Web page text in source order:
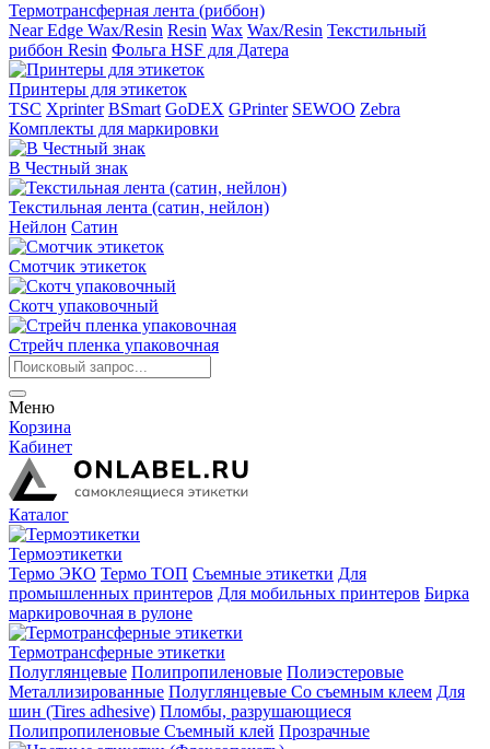
Термотрансферная лента (риббон)
Near Edge Wax/Resin Resin Wax Wax/Resin Текстильный
риббон Resin Фольга HSF для Датера
Принтеры для этикеток
TSC Xprinter BSmart GoDEX GPrinter SEWOO Zebra
Комплекты для маркировки
В Честный знак
Текстильная лента (сатин, нейлон)
Нейлон Сатин
Смотчик этикеток
Скотч упаковочный
Стрейч пленка упаковочная
Меню
Корзина
Кабинет
Каталог
Термоэтикетки
Термо ЭКО Термо ТОП Съемные этикетки Для
промышленных принтеров Для мобильных принтеров Бирка
маркировочная в рулоне
Термотрансферные этикетки
Полуглянцевые Полипропиленовые Полиэстеровые
Металлизированные Полуглянцевые Со съемным клеем Для
шин (Tires adhesive) Пломбы, разрушающиеся
Полипропиленовые Съемный клей Прозрачные